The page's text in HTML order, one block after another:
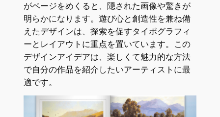
がページをめくると、隠された画像や驚きが
明らかになります。遊び心と創造性を兼ね備
えたデザインは、探索を促すタイポグラフィ
ーとレイアウトに重点を置いています。この
デザインアイデアは、楽しくて魅力的な方法
で自分の作品を紹介したいアーティストに最
適です。